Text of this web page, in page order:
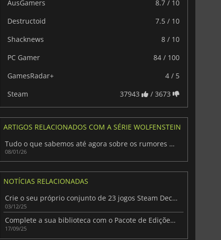
AusGamers
8.7 / 10
Destructoid
7.5 / 10
Shacknews
8 / 10
PC Gamer
84 / 100
GamesRadar+
4 / 5
Steam
37943 / 3673
ARTIGOS RELACIONADOS COM A SÉRIE WOLFENSTEIN
Tudo o que sabemos até agora sobre os rumores de Wolfenstein 3
08/01/26
NOTÍCIAS RELACIONADAS
Crie o seu próprio conjunto de 23 jogos Steam Deck com o novo pacote da Fanatical
03/12/25
Complete a sua biblioteca com o Pacote de Edições Especiais tudo-em-um da Fanatical
17/09/25